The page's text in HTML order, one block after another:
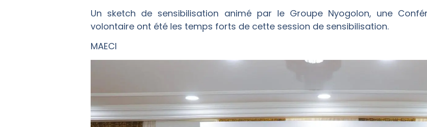
Un sketch de sensibilisation animé par le Groupe Nyogolon, une
volontaire ont été les temps forts de cette session de sensibilisation.
MAECI